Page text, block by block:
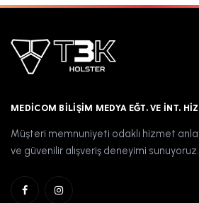
MEDICOM BILIŞIM MEDYA EĞT. VE İNT.
Müşteri memnuniyeti odaklı hizmet
ve güvenilir alışveriş deneyimi sunuyoruz.